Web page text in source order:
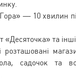
— 10 хвилин
«Десяточка» та
розташовані
садочок та